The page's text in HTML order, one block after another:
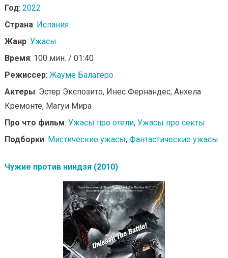
Год: 2022
Страна: Испания
Жанр: Ужасы
Время: 100 мин. / 01:40
Режиссер: Жауме Балагеро
Актеры: Эстер Экспозито, Инес Фернандес, Анхела
Кремонте, Магуи Мира
Про что фильм: Ужасы про отели, Ужасы про секты
Подборки: Мистические ужасы, Фантастические ужасы
Чужие против ниндзя (2010)